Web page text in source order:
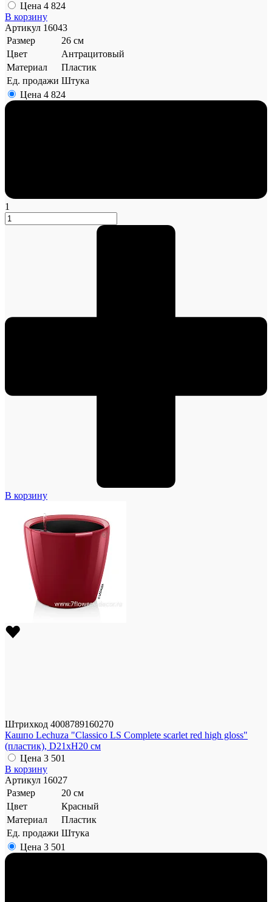
Цена 4 824
В корзину
Артикул 16043
Размер
26 см
Цвет
Антрацитовый
Материал
Пластик
Ед. продажи Штука
Цена 4 824
1
В корзину
Штрихкод 4008789160270
Кашпо Lechuza "Classico LS Complete scarlet red high gloss"
(пластик), D21xH20 см
Цена 3 501
В корзину
Артикул 16027
Размер
20 см
Цвет
Красный
Материал
Пластик
Ед. продажи Штука
Цена 3 501